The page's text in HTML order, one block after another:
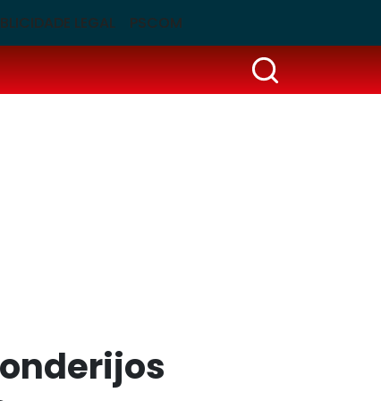
LEGAL PSCOM